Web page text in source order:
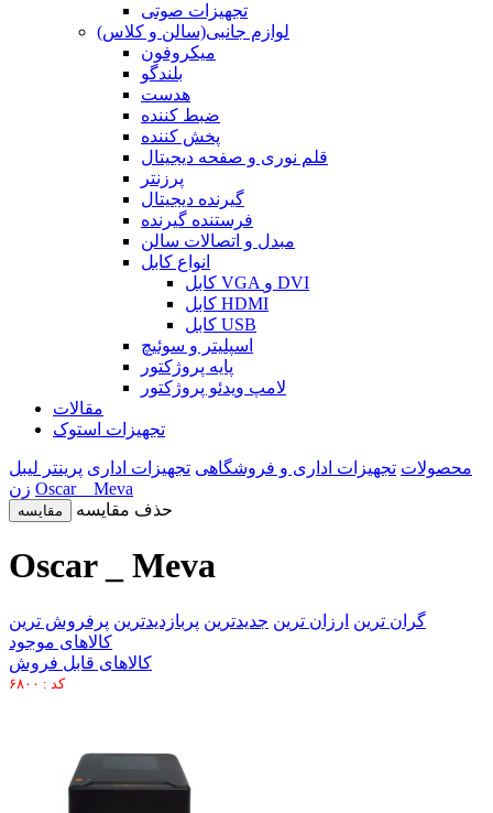
تجهیزات صوتی
لوازم جانبی(سالن و کلاس)
میکروفون
بلندگو
هدست
ضبط کننده
پخش کننده
قلم نوری و صفحه دیجیتال
پرزنتر
گیرنده دیجیتال
فرستنده گیرنده
مبدل و اتصالات سالن
انواع کابل
کابل VGA و DVI
کابل HDMI
کابل USB
اسپلیتر و سوئیچ
پایه پروژکتور
لامپ ویدئو پروژکتور
مقالات
تجهیزات استوک
محصولات تجهیزات اداری و فروشگاهی تجهیزات اداری پرینتر لیبل
زن Oscar _ Meva
مقایسه حذف مقایسه
Oscar _ Meva
گران ترین ارزان ترین جدیدترین پربازدیدترین پرفروش ترین
کالاهای موجود
کالاهای قابل فروش
کد : ۶۸۰۰